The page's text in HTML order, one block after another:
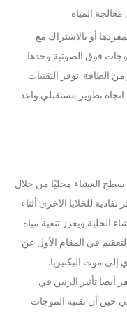
المياه
أو بالاشتراك مع
فوق الصوتية وحدها
الطاقة. توفر التقنيات
تطوير مستقبلي واعد
سطح الغشاء محليًا من خلال
للخلايا الأخرى أثناء
الخلية ويعزز تنقية مياه
في المقام الأول عن
إلى موت البكتيريا.
أيضا تأثير الرنين في
في حين أن تقنية الموجات